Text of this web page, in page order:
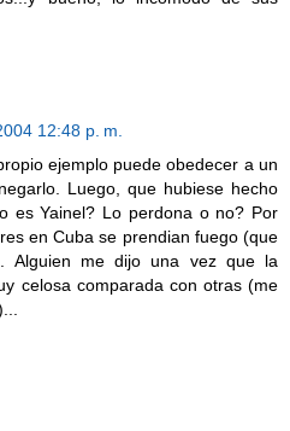
12:48 p. m.
ejemplo puede obedecer a un
Luego, que hubiese hecho
es Yainel? Lo perdona o no? Por
en Cuba se prendian fuego (que
Alguien me dijo una vez que la
celosa comparada con otras (me